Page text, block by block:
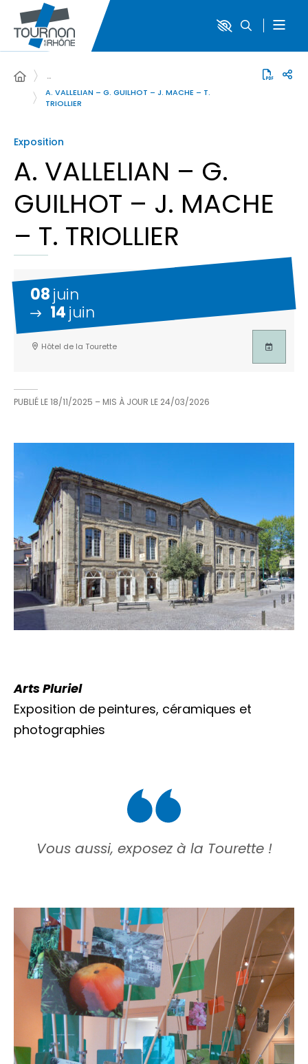
…
A. VALLELIAN – G. GUILHOT – J. MACHE – T.
TRIOLLIER
Exposition
A. VALLELIAN – G.
GUILHOT – J. MACHE
– T. TRIOLLIER
08juin
14juin
Hôtel de la Tourette
PUBLIÉ LE18/11/2025 – MIS À JOUR LE 24/03/2026
Arts Pluriel
Exposition de peintures, céramiques et
photographies
Vous aussi, exposez à la Tourette !